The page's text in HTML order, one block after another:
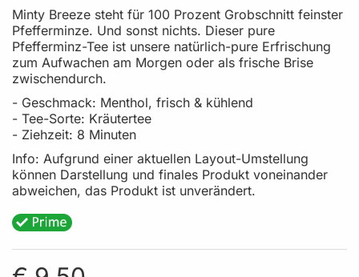
Minty Breeze steht für 100 Prozent Grobschnitt feinster
Pfefferminze. Und sonst nichts. Dieser pure
Pfefferminz-Tee ist unsere natürlich-pure Erfrischung
zum Aufwachen am Morgen oder als frische Brise
zwischendurch.
- Geschmack: Menthol, frisch & kühlend
- Tee-Sorte: Kräutertee
- Ziehzeit: 8 Minuten
Info: Aufgrund einer aktuellen Layout-Umstellung
können Darstellung und finales Produkt voneinander
abweichen, das Produkt ist unverändert.